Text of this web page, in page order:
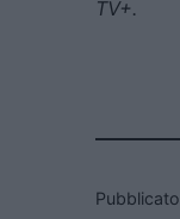
TV+.
Pubblicato